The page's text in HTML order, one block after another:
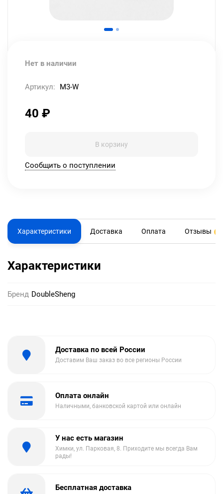
Нет в наличии
Артикул: M3-W
40 ₽
В корзину
Сообщить о поступлении
Характеристики Доставка Оплата Отзывы
Характеристики
Бренд DoubleSheng
Доставка по всей России
Доставим Ваш заказ во все регионы России
Оплата онлайн
Наличными, банковской картой или онлайн
У нас есть магазин
Химки, ул. Парковая, 8. Приходите мы всегда Вам
рады!
Бесплатная доставка